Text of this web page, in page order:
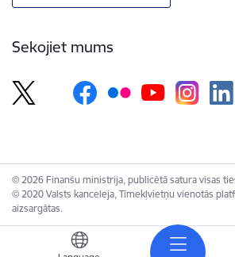
Sekojiet mums
© 2026 Finanšu ministrija, publicētā satura visas
© 2020 Valsts kanceleja, Tīmekļvietņu vienotās
aizsargātas.